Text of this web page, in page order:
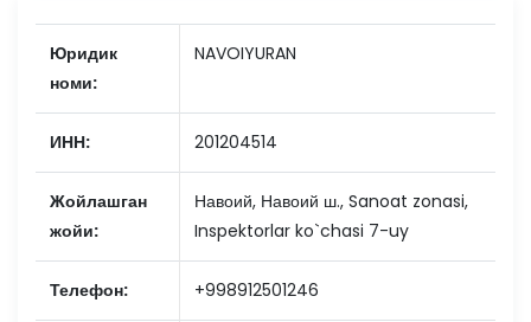
Юридик
номи:
NAVOIYURAN
ИНН: 201204514
Жойлашган
жойи:
Навоий, Навоий ш., Sanoat zonasi,
Inspektorlar ko`chasi 7-uy
Телефон: +998912501246